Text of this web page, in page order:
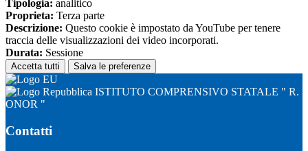
Tipologia: analitico
Proprieta: Terza parte
Descrizione: Questo cookie è impostato da YouTube per tenere
traccia delle visualizzazioni dei video incorporati.
Durata: Sessione
Accetta tutti Salva le preferenze
ISTITUTO COMPRENSIVO STATALE " R.
ONOR "
Contatti